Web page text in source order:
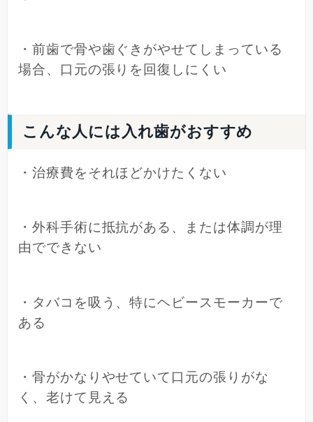
・前歯で骨や歯ぐきがやせてしまっている
場合、口元の張りを回復しにくい
こんな人には入れ歯がおすすめ
・治療費をそれほどかけたくない
・外科手術に抵抗がある、または体調が理
由でできない
・タバコを吸う、特にヘビースモーカーで
ある
・骨がかなりやせていて口元の張りがな
く、老けて見える